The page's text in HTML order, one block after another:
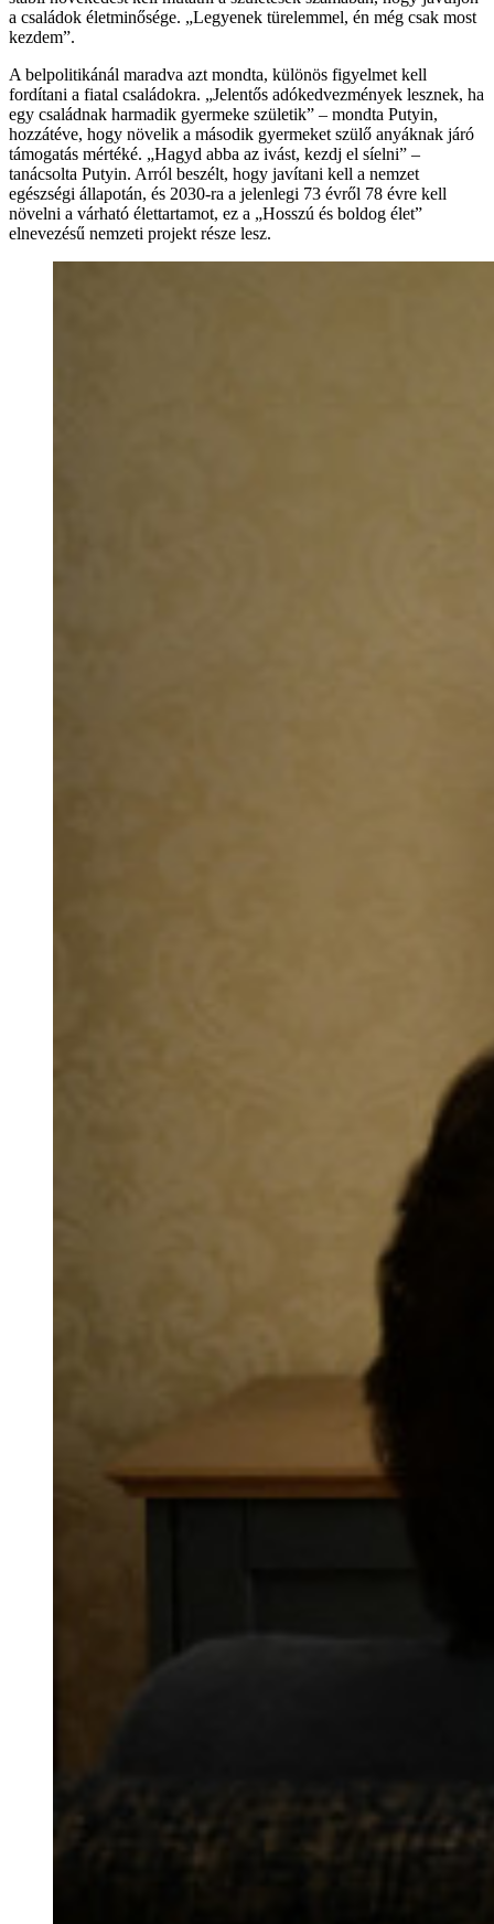
a családok életminősége. „Legyenek türelemmel, én még csak most
kezdem”.
A belpolitikánál maradva azt mondta, különös figyelmet kell
fordítani a fiatal családokra. „Jelentős adókedvezmények lesznek, ha
egy családnak harmadik gyermeke születik” – mondta Putyin,
hozzátéve, hogy növelik a második gyermeket szülő anyáknak járó
támogatás mértéké. „Hagyd abba az ivást, kezdj el síelni” –
tanácsolta Putyin. Arról beszélt, hogy javítani kell a nemzet
egészségi állapotán, és 2030-ra a jelenlegi 73 évről 78 évre kell
növelni a várható élettartamot, ez a „Hosszú és boldog élet”
elnevezésű nemzeti projekt része lesz.